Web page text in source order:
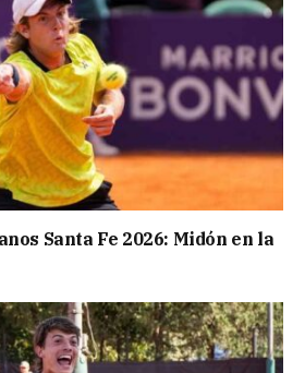
Santa Fe 2026: Midón en la